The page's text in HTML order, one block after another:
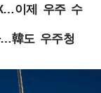
이제 우주 수
韓도 우주청